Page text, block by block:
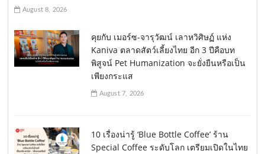
August 8, 2026
คุยกับ เมอร์ซ-จารุวัฒน์ เลาหวิศิษฏ์ แห่ง
Kaniva ตลาดสัตว์เลี้ยงไทย อีก 3 ปีคือบท
พิสูจน์ Pet Humanization จะยั่งยืนหรือเป็น
เพียงกระแส
August 7, 2026
10 เรื่องน่ารู้ ‘Blue Bottle Coffee’ ร้าน
Special Coffee ระดับโลก เตรียมเปิดในไทย